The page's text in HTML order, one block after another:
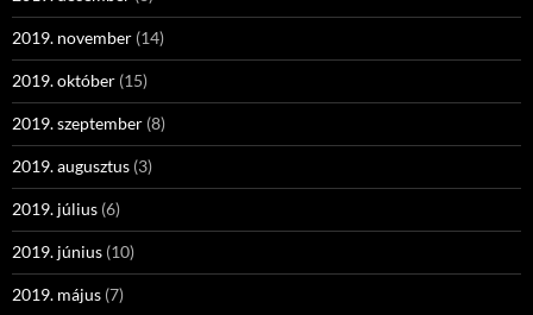
2019. november (14)
2019. október (15)
2019. szeptember (8)
2019. augusztus (3)
2019. július (6)
2019. június (10)
2019. május (7)